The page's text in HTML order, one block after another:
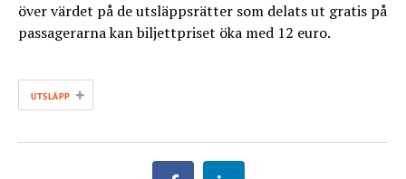
över värdet på de utsläppsrätter som delats ut gratis på
passagerarna kan biljettpriset öka med 12 euro.
UTSLÄPP +